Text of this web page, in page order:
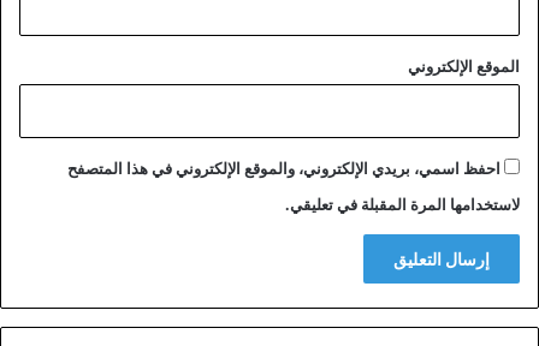
الموقع الإلكتروني
احفظ اسمي، بريدي الإلكتروني، والموقع الإلكتروني في هذا المتصفح
لاستخدامها المرة المقبلة في تعليقي.